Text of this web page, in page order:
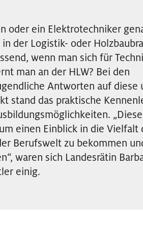
oder ein Elektrotechniker
der Logistik- oder
wenn man sich für
man an der HLW? Bei den
Antworten auf diese
stand das praktische
einen Einblick in die Vielfalt
Berufswelt zu bekommen
waren sich Landesrätin
einig.